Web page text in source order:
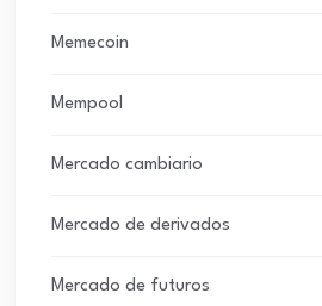
Memecoin
Mempool
Mercado cambiario
Mercado de derivados
Mercado de futuros